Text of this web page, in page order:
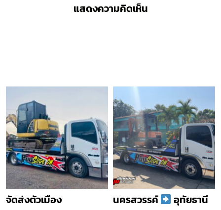
แสดงความคิดเห็น
จัดส่งตัวเมือง นครสวรรค์ อุทัยธานี